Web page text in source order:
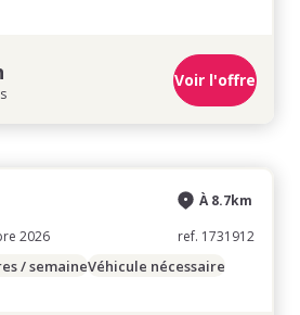
Voir l'offre
2026
À 8.7km
ref. 1731912
/ semaineVéhicule nécessaire